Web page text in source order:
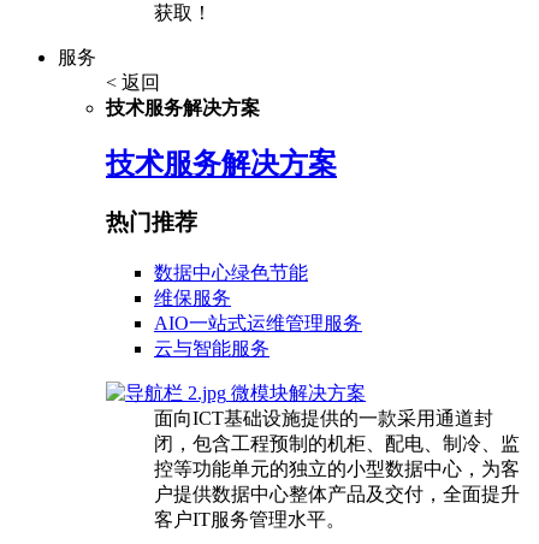
获取！
服务
< 返回
技术服务解决方案
技术服务解决方案
热门推荐
数据中心绿色节能
维保服务
AIO一站式运维管理服务
云与智能服务
微模块解决方案
面向ICT基础设施提供的一款采用通道封
闭，包含工程预制的机柜、配电、制冷、监
控等功能单元的独立的小型数据中心，为客
户提供数据中心整体产品及交付，全面提升
客户IT服务管理水平。